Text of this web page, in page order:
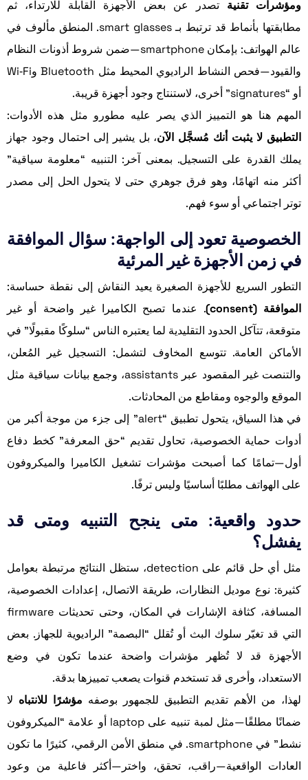
ومؤشرات تقنية تصدر عن بعض الأجهزة القابلة للارتداء، ثم
مطابقتها بأنماط قد ترتبط بـ smart glasses. المنطق مألوف في
عالم الهواتف: بإمكان smartphone—ضمن شروط أذونات النظام
والقيود—فحص النشاط الراديوي المحيط مثل Bluetooth وWi‑Fi
أو “signatures” أخرى، لاستنتاج وجود أجهزة قريبة.
المهم هنا هو التمييز الذي يصر عليه مطورو مثل هذه الأدوات:
التطبيق لا يثبت أنك مُسجَّل الآن، بل يشير إلى احتمال وجود جهاز
يملك القدرة على التسجيل. بمعنى آخر: التنبيه “معلومة سياقية”
أكثر منه اتهامًا، وهو فرق جوهري حتى لا يتحول الحل إلى مصدر
توتر اجتماعي أو سوء فهم.
الخصوصية تعود إلى الواجهة: سؤال الموافقة
في زمن الأجهزة غير المرئية
التطور السريع للأجهزة الصغيرة يعيد النقاش إلى نقطة حساسة:
الموافقة (consent)
. عندما تصبح الكاميرا غير واضحة أو غير
متوقعة، تتآكل الحدود التقليدية لما يعتبره الناس “سلوكًا مقبولًا” في
الأماكن العامة. تتوسع المخاوف لتشمل: التسجيل غير المُعلن،
والتنصت غير المقصود عبر assistants، وجمع بيانات سياقية مثل
الموقع والوجوه ومقاطع من المحادثات.
في هذا السياق، يتحول تطبيق “alert” إلى جزء من موجة أكبر من
أدوات حماية الخصوصية، تحاول تقديم “حق المعرفة” كخط دفاع
أول—تمامًا كما أصبحت مؤشرات تشغيل الكاميرا والميكروفون
على الهواتف مطلبًا أساسيًا وليس ترفًا.
حدود واقعية: متى ينجح التنبيه ومتى قد
يفشل؟
مثل أي حل قائم على detection، ستظل النتائج مرتبطة بعوامل
كثيرة: نوع موديل النظارات، طريقة الاتصال، إعدادات الخصوصية،
المسافة، كثافة الإشارات في المكان، وحتى تحديثات firmware
التي قد تغيّر سلوك البث أو تُقلل “البصمة” الراديوية للجهاز. بعض
الأجهزة قد لا تُظهر مؤشرات واضحة عندما تكون في وضع
الاستعداد، وأخرى قد تستخدم قنوات يصعب تمييزها بدقة.
لهذا، من الأهم تقديم التطبيق للجمهور بوصفه مؤشرًا للانتباه لا
ضمانًا مطلقًا—مثل لمبة تنبيه على laptop أو علامة “الميكروفون
نشط” في smartphone. في منطق الأمن الرقمي، كثيرًا ما تكون
العادات الواقعية—راقب، تحقق، واختر—أكثر فاعلية من وعود